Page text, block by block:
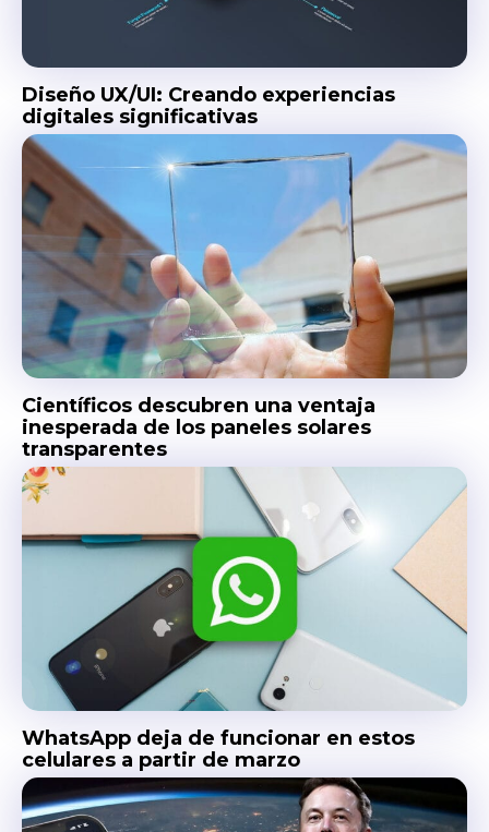
Diseño UX/UI: Creando experiencias
digitales significativas
Científicos descubren una ventaja
inesperada de los paneles solares
transparentes
WhatsApp deja de funcionar en estos
celulares a partir de marzo